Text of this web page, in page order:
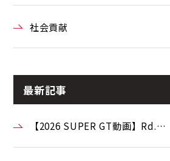
社会貢献
最新記事
【2026 SUPER GT動画】Rd.…